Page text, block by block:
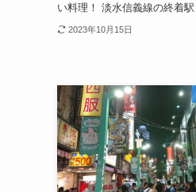
い料理！ 淡水信義線の終着駅
2023年10月15日